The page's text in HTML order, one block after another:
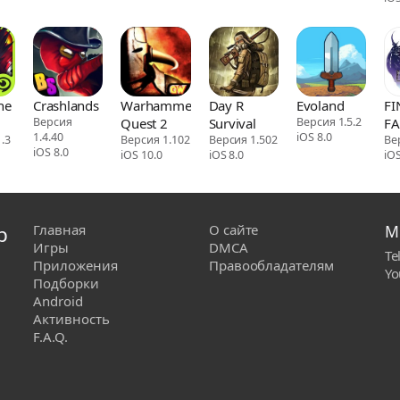
Crashlands
Версия
1.4.40
iOS 8.0
Warhammer
Quest 2
Версия 1.102
iOS 10.0
Day R
Survival
Версия 1.502
iOS 8.0
Evoland
Версия 1.5.2
iOS 8.0
Главная
Игры
Приложения
Подборки
Android
Активность
F.A.Q.
О сайте
DMCA
Правообладателям